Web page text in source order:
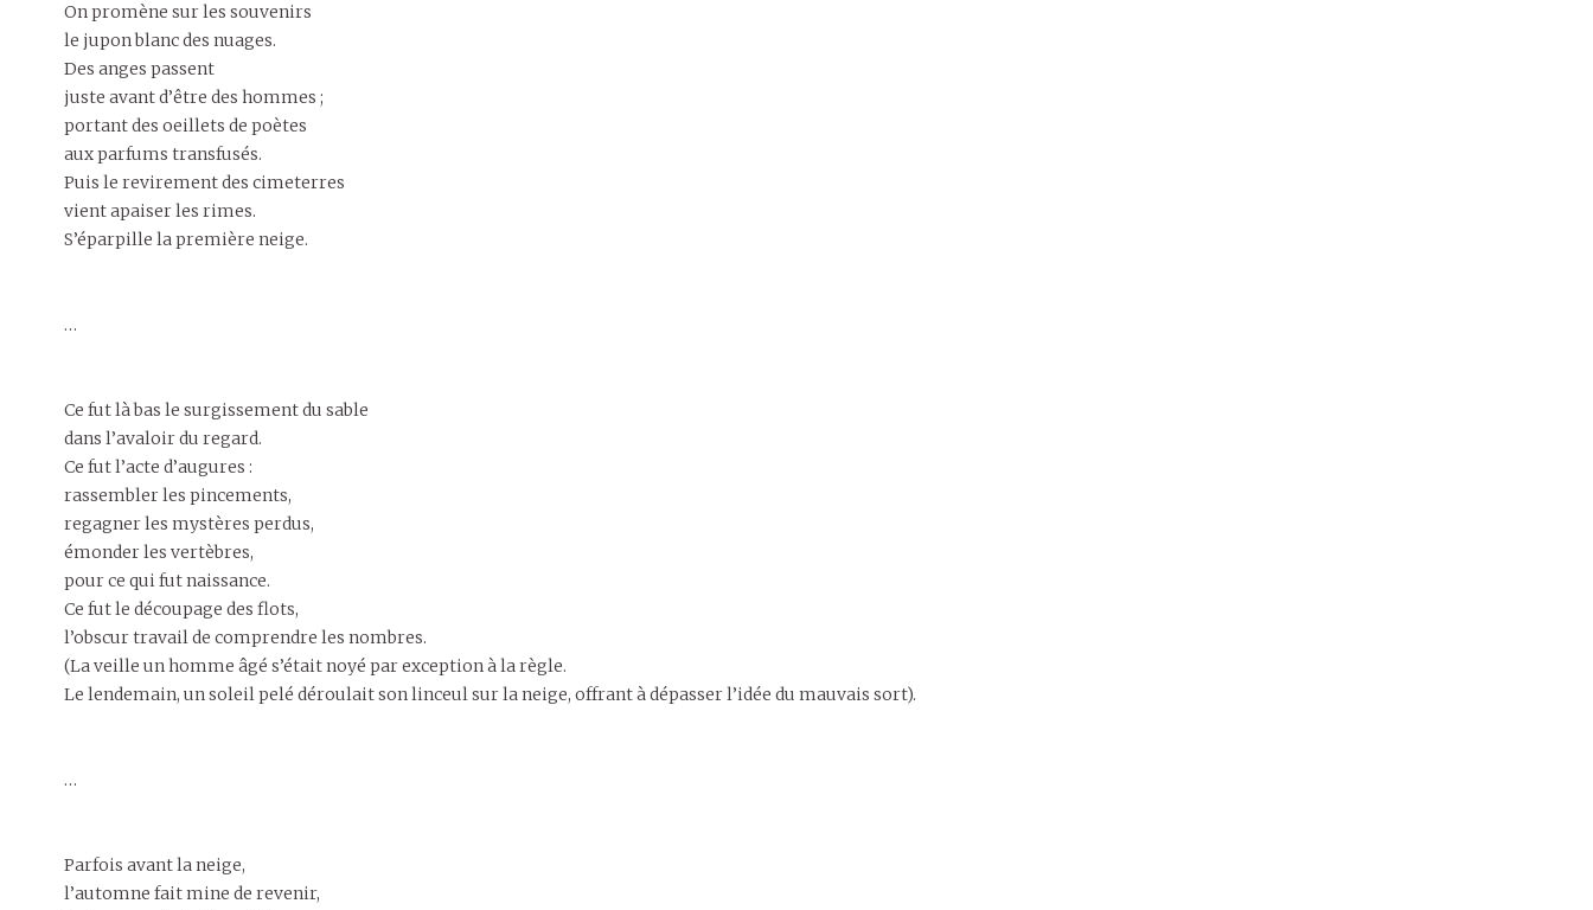
On promène sur les souvenirs
le jupon blanc des nuages.
Des anges passent
juste avant d’être des hommes ;
portant des oeillets de poètes
aux parfums transfusés.
Puis le revirement des cimeterres
vient apaiser les rimes.
S’éparpille la première neige.
…
Ce fut là bas le surgissement du sable
dans l’avaloir du regard.
Ce fut l’acte d’augures :
rassembler les pincements,
regagner les mystères perdus,
émonder les vertèbres,
pour ce qui fut naissance.
Ce fut le découpage des flots,
l’obscur travail de comprendre les nombres.
(La veille un homme âgé s’était noyé par exception à la règle.
Le lendemain, un soleil pelé déroulait son linceul sur la neige, offrant à dépasser l’idée du mauvais sort).
…
Parfois avant la neige,
l’automne fait mine de revenir,